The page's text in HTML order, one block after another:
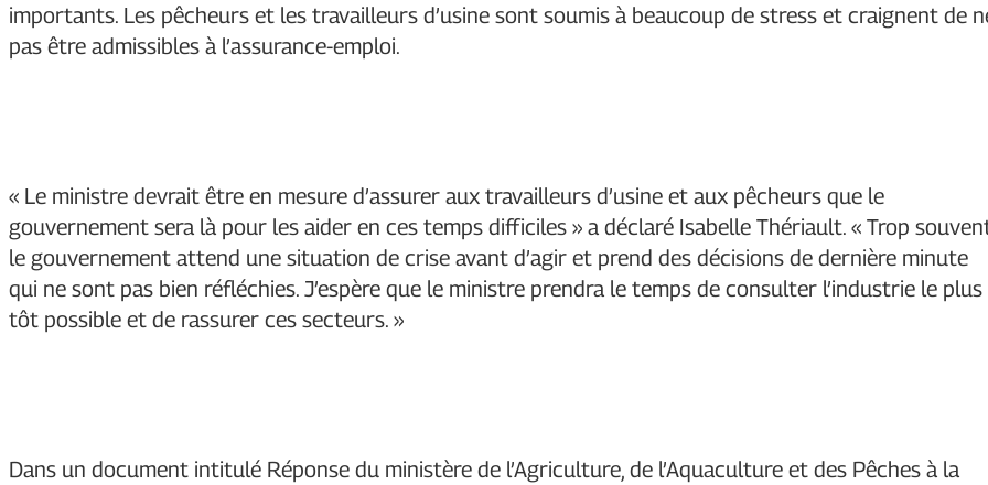
importants. Les pêcheurs et les travailleurs d’usine sont soumis à beaucoup de stress et craignent de
pas être admissibles à l’assurance-emploi.
« Le ministre devrait être en mesure d’assurer aux travailleurs d’usine et aux pêcheurs que le
gouvernement sera là pour les aider en ces temps difficiles » a déclaré Isabelle Thériault. « Trop
le gouvernement attend une situation de crise avant d’agir et prend des décisions de dernière minute
qui ne sont pas bien réfléchies. J’espère que le ministre prendra le temps de consulter l’industrie le plus
tôt possible et de rassurer ces secteurs. »
Dans un document intitulé Réponse du ministère de l’Agriculture, de l’Aquaculture et des Pêches à la